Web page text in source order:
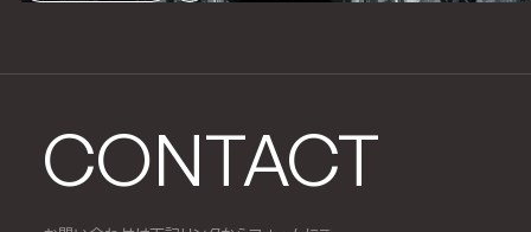
CONTACT